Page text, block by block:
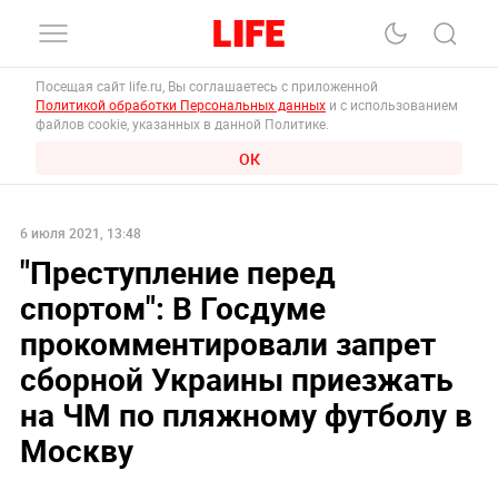
Посещая сайт life.ru, Вы соглашаетесь с приложенной
Политикой обработки Персональных данных и с использованием
файлов cookie, указанных в данной Политике.
ОК
6 июля 2021, 13:48
"Преступление перед
спортом": В Госдуме
прокомментировали запрет
сборной Украины приезжать
на ЧМ по пляжному футболу в
Москву